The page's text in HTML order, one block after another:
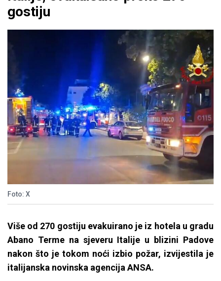
gostiju
Foto: X
Više od 270 gostiju evakuirano je iz hotela u gradu
Abano Terme na sjeveru Italije u blizini Padove
nakon što je tokom noći izbio požar, izvijestila je
italijanska novinska agencija ANSA.